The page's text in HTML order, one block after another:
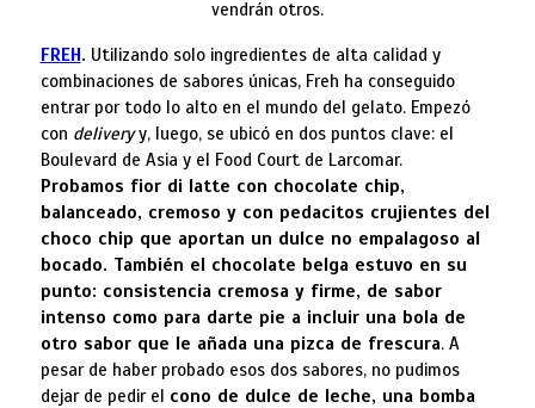
vendrán otros.
FREH. Utilizando solo ingredientes de alta calidad y
combinaciones de sabores únicas, Freh ha conseguido
entrar por todo lo alto en el mundo del gelato. Empezó
con deliveryy, luego, se ubicó en dos puntos clave: el
Boulevard de Asia y el Food Court de Larcomar.
Probamos fior di latte con chocolate chip,
balanceado, cremoso y con pedacitos crujientes del
choco chip que aportan un dulce no empalagoso al
bocado. También el chocolate belga estuvo en su
punto: consistencia cremosa y firme, de sabor
intenso como para darte pie a incluir una bola de
otro sabor que le añada una pizca de frescura. A
pesar de haber probado esos dos sabores, no pudimos
dejar de pedir el cono de dulce de leche, una bomba